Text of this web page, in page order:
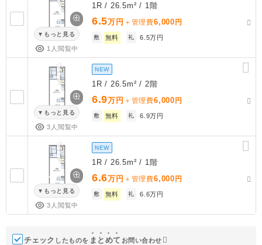
もっと見る
1人閲覧中
1R / 26.5m² / 1階
6.5万円 ＋管理費6,000 円
敷 無料 礼 6.5万円
もっと見る
3人閲覧中
NEW
1R / 26.5m² / 2階
6.9万円 ＋管理費6,000 円
敷 無料 礼 6.9万円
もっと見る
3人閲覧中
NEW
1R / 26.5m² / 1階
6.6万円 ＋管理費6,000 円
敷 無料 礼 6.6万円
チェック したものを ま と めて お問い合わせ